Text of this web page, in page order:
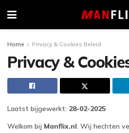
Home Privacy & Cookies Beleid
Privacy &
Laatst bijgewerkt: 28-02-2025
Welkom bij Manflix.nl. Wij hechten